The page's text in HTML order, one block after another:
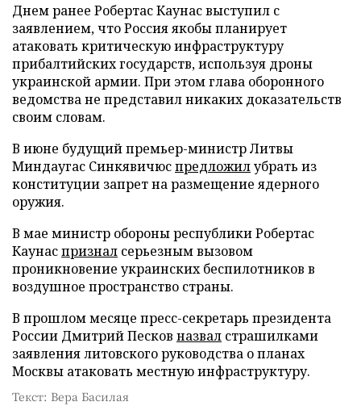
Днем ранее Робертас Каунас выступил с
заявлением, что Россия якобы планирует
атаковать критическую инфраструктуру
прибалтийских государств, используя дроны
украинской армии. При этом глава оборонного
ведомства не представил никаких доказательств
своим словам.
В июне будущий премьер-министр Литвы
Миндаугас Синкявичюспредложилубрать из
конституции запрет на размещение ядерного
оружия.
В мае министр обороны республики Робертас
Каунаспризнал серьезным вызовом
проникновение украинских беспилотников в
воздушное пространство страны.
В прошлом месяце пресс-секретарь президента
России Дмитрий Песков назвал страшилками
заявления литовского руководства о планах
Москвы атаковать местную инфраструктуру.
Текст: Вера Басилая